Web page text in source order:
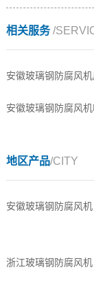
相关服务/
安徽玻璃钢防腐风
安徽玻璃钢防腐风
地区产品/CITY
安徽玻璃钢防腐风机
浙江玻璃钢防腐风机